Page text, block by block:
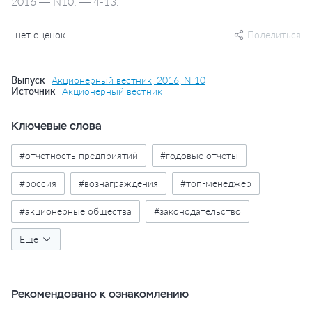
нет оценок Поделиться
Выпуск Акционерный вестник, 2016, N 10
Источник Акционерный вестник
Ключевые слова
#отчетность предприятий #годовые отчеты
#россия #вознаграждения #топ-менеджер
#акционерные общества #законодательство
#правовое регулирование
#московская биржа
Еще
Рекомендовано к ознакомлению